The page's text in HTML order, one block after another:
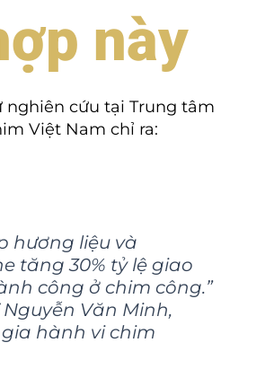
này
nghiên cứu tại Trung tâm
Việt Nam chỉ ra:
hương liệu và
tăng 30% tỷ lệ giao
công ở chim công.”
Nguyễn Văn Minh,
hành vi chim